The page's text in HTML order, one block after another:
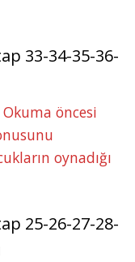
33-34-35-36-
öncesi
oynadığı
25-26-27-28-